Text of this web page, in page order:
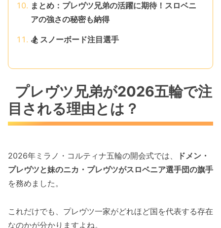
まとめ：プレヴツ兄弟の活躍に期待！スロベニ
アの強さの秘密も納得
🏂 スノーボード注目選手
プレヴツ兄弟が2026五輪で注
目される理由とは？
2026年ミラノ・コルティナ五輪の開会式では、
ドメン・
プレヴツと妹のニカ・プレヴツがスロベニア選手団の旗手
を務めました。
これだけでも、プレヴツ一家がどれほど国を代表する存在
なのかが分かりますよね。